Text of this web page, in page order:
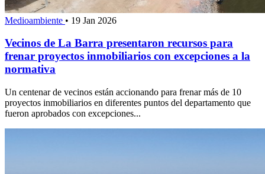
Medioambiente • 19 Jan 2026
Vecinos de La Barra presentaron recursos para
frenar proyectos inmobiliarios con excepciones a la
normativa
Un centenar de vecinos están accionando para frenar más de 10
proyectos inmobiliarios en diferentes puntos del departamento que
fueron aprobados con excepciones...